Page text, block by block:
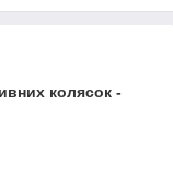
колясок -